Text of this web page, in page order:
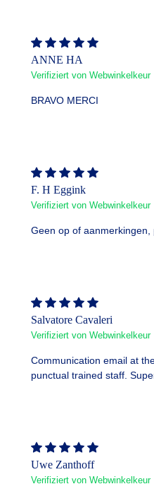
ANNE HA
Verifiziert von Webwinkelkeur
BRAVO MERCI
F. H Eggink
Verifiziert von Webwinkelkeur
Geen op of aanmerkingen,
Salvatore Cavaleri
Verifiziert von Webwinkelkeur
Communication email at
punctual trained staff.
Uwe Zanthoff
Verifiziert von Webwinkelkeur